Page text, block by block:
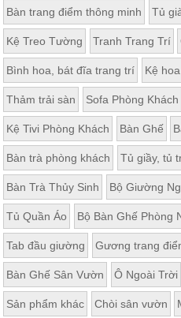
Bàn trang điểm thông minh Tủ
Kệ Treo Tường Tranh Trang Trí
Bình hoa, bát đĩa trang trí Kệ hoa
Thảm trải sàn Sofa Phòng Khách
Kệ Tivi Phòng Khách Bàn Ghế
Bàn trà phòng khách Tủ giầy, tủ
Bàn Trà Thủy Sinh Bộ Giường
Tủ Quần Áo Bộ Bàn Ghế Phòng
Tab đầu giường Gương trang
Bàn Ghế Sân Vườn Ô Ngoài Trời
Sản phẩm khác Chòi sân vườn